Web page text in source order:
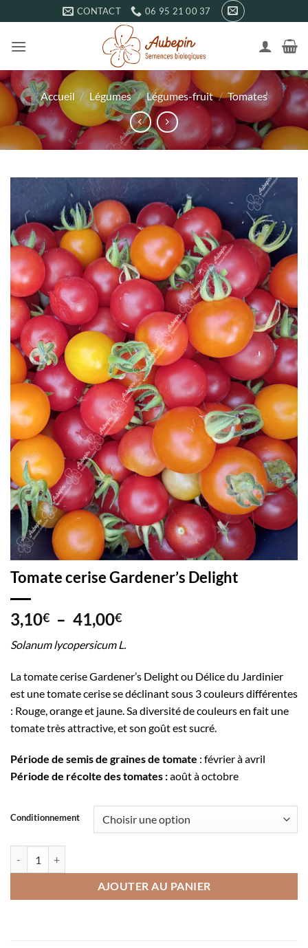
au
contenu
CONTACT 06 95 21 00 37
Accueil / Légumes / Légumes-fruit / Tomates
Tomate cerise Gardener’s Delight
3,10€ – 41,00€Plage
prix :
3,10€
à
41,00€
Solanum lycopersicum L.
La tomate cerise Gardener’s Delight ou Délice du Jardinier
est une tomate cerise se déclinant sous 3 couleurs différentes
: Rouge, orange et jaune. Sa diversité de couleurs en fait une
tomate très attractive, et son goût est sucré.
Période de semisde graines de tomate : février à avril
Période de récolte des tomates :août à octobre
Conditionnement
AJOUTER AU PANIER